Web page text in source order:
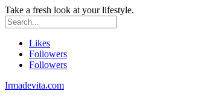
Take a fresh look at your lifestyle.
Likes
Followers
Followers
Irmadevita.com